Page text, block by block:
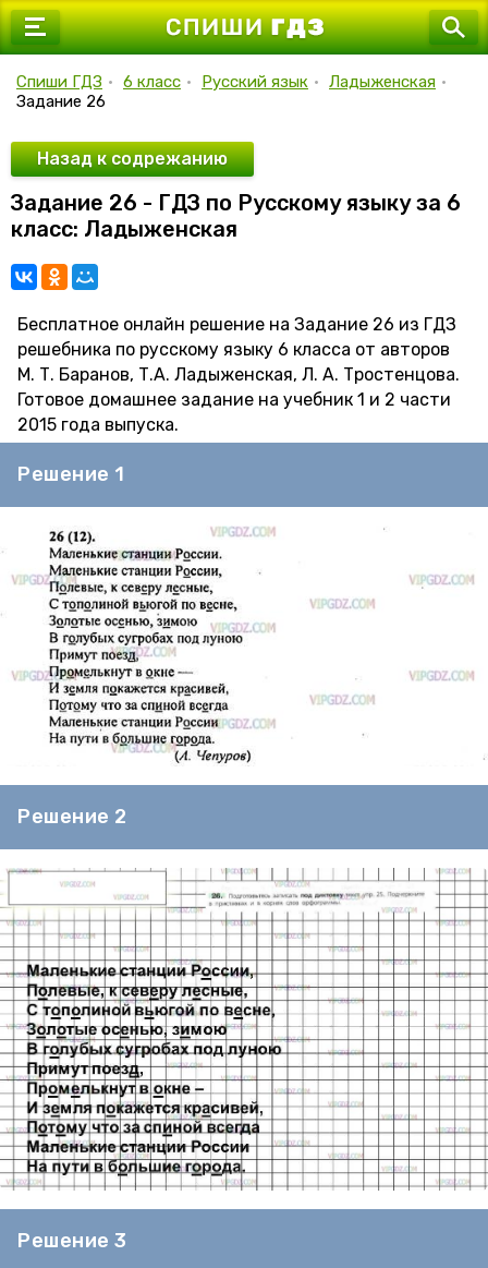
7 класс
9 класс
10 класс
11 класс
Спиши ГДЗ • 6 класс • Русский язык • Ладыженская •
Задание 26
Назад к содрежанию
Задание 26 - ГДЗ по Русскому языку за 6
класс: Ладыженская
Бесплатное онлайн решение на Задание 26 из ГДЗ
решебника по русскому языку 6 класса от авторов
М. Т. Баранов, Т.А. Ладыженская, Л. А. Тростенцова.
Готовое домашнее задание на учебник 1 и 2 части
2015 года выпуска.
Решение 1
Решение 2
Решение 3